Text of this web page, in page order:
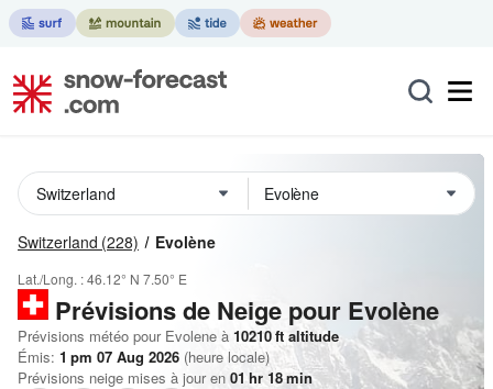
Switzerland (228) Evolène
Lat./Long. :46.12° N 7.50° E
Prévisions de Neige pour Evolène
Prévisions météo pour Evolene à 10210ft altitude
Émis: 1 pm 07 Aug 2026 (heure locale)
Prévisions neige mises à jour en 01hr 18min